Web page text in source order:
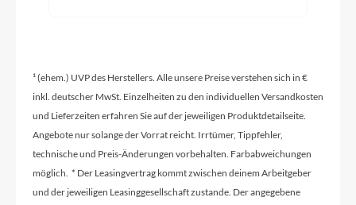
Akku
360 WH 36V, 10Ah Lithium-Ionen-Akku mit LG
Zellen
Laufradgröße
¹ (ehem.) UVP des Herstellers. Alle unsere Preise verstehen sich in €
inkl. deutscher MwSt. Einzelheiten zu den individuellen Versandkosten
und Lieferzeiten erfahren Sie auf der jeweiligen Produktdetailseite.
Angebote nur solange der Vorrat reicht. Irrtümer, Tippfehler,
technische und Preis-Änderungen vorbehalten. Farbabweichungen
möglich. * Der Leasingvertrag kommt zwischen deinem Arbeitgeber
und der jeweiligen Leasinggesellschaft zustande. Der angegebene